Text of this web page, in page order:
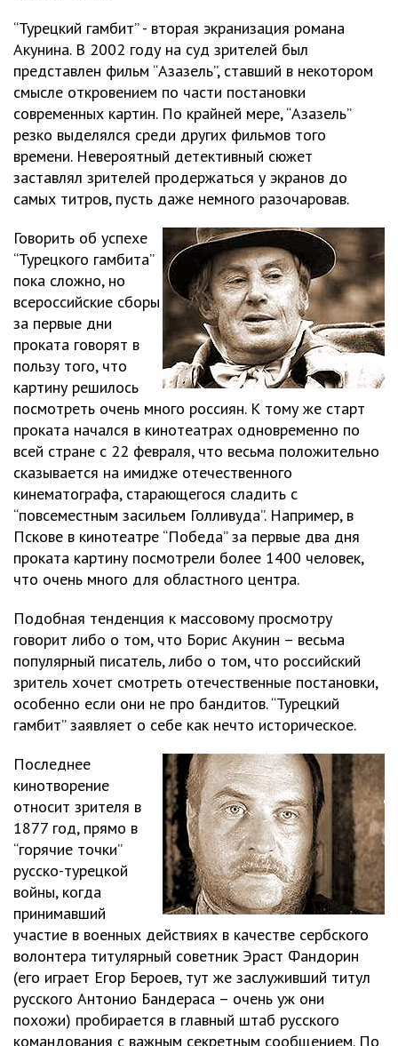
“Турецкий гамбит” - вторая экранизация романа
Акунина. В 2002 году на суд зрителей был
представлен фильм “Азазель”, ставший в некотором
смысле откровением по части постановки
современных картин. По крайней мере, “Азазель”
резко выделялся среди других фильмов того
времени. Невероятный детективный сюжет
заставлял зрителей продержаться у экранов до
самых титров, пусть даже немного разочаровав.
Говорить об успехе
“Турецкого гамбита”
пока сложно, но
всероссийские сборы
за первые дни
проката говорят в
пользу того, что
картину решилось
посмотреть очень много россиян. К тому же старт
проката начался в кинотеатрах одновременно по
всей стране с 22 февраля, что весьма положительно
сказывается на имидже отечественного
кинематографа, старающегося сладить с
“повсеместным засильем Голливуда”. Например, в
Пскове в кинотеатре “Победа” за первые два дня
проката картину посмотрели более 1400 человек,
что очень много для областного центра.
Подобная тенденция к массовому просмотру
говорит либо о том, что Борис Акунин – весьма
популярный писатель, либо о том, что российский
зритель хочет смотреть отечественные постановки,
особенно если они не про бандитов. “Турецкий
гамбит” заявляет о себе как нечто историческое.
Последнее
кинотворение
относит зрителя в
1877 год, прямо в
“горячие точки”
русско-турецкой
войны, когда
принимавший
участие в военных действиях в качестве сербского
волонтера титулярный советник Эраст Фандорин
(его играет Егор Бероев, тут же заслуживший титул
русского Антонио Бандераса – очень уж они
похожи) пробирается в главный штаб русского
командования с важным секретным сообщением. По